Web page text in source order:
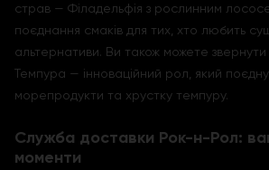
страв — Філадельфія з рослинним
поєднання смаків для тих, хто любить
альтернативи. Ви також можете
Темпура — інноваційний рол, який
морепродукти та хрустку темпуру.
Служба доставки Рок-н-Рол:
моменти